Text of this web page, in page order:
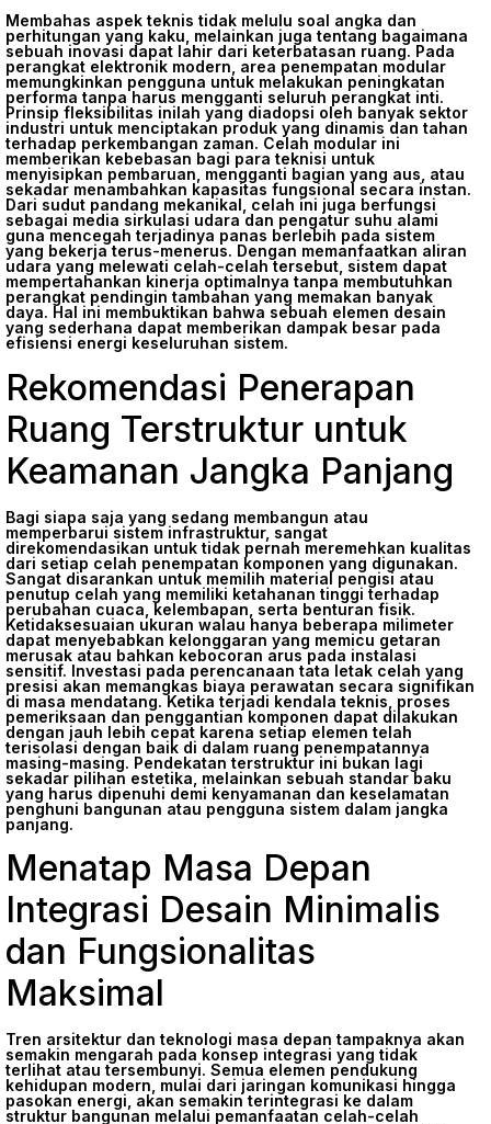
Membahas aspek teknis tidak melulu soal angka dan
perhitungan yang kaku, melainkan juga tentang bagaimana
sebuah inovasi dapat lahir dari keterbatasan ruang. Pada
perangkat elektronik modern, area penempatan modular
memungkinkan pengguna untuk melakukan peningkatan
performa tanpa harus mengganti seluruh perangkat inti.
Prinsip fleksibilitas inilah yang diadopsi oleh banyak sektor
industri untuk menciptakan produk yang dinamis dan tahan
terhadap perkembangan zaman. Celah modular ini
memberikan kebebasan bagi para teknisi untuk
menyisipkan pembaruan, mengganti bagian yang aus, atau
sekadar menambahkan kapasitas fungsional secara instan.
Dari sudut pandang mekanikal, celah ini juga berfungsi
sebagai media sirkulasi udara dan pengatur suhu alami
guna mencegah terjadinya panas berlebih pada sistem
yang bekerja terus-menerus. Dengan memanfaatkan aliran
udara yang melewati celah-celah tersebut, sistem dapat
mempertahankan kinerja optimalnya tanpa membutuhkan
perangkat pendingin tambahan yang memakan banyak
daya. Hal ini membuktikan bahwa sebuah elemen desain
yang sederhana dapat memberikan dampak besar pada
efisiensi energi keseluruhan sistem.
Rekomendasi Penerapan
Ruang Terstruktur untuk
Keamanan Jangka Panjang
Bagi siapa saja yang sedang membangun atau
memperbarui sistem infrastruktur, sangat
direkomendasikan untuk tidak pernah meremehkan kualitas
dari setiap celah penempatan komponen yang digunakan.
Sangat disarankan untuk memilih material pengisi atau
penutup celah yang memiliki ketahanan tinggi terhadap
perubahan cuaca, kelembapan, serta benturan fisik.
Ketidaksesuaian ukuran walau hanya beberapa milimeter
dapat menyebabkan kelonggaran yang memicu getaran
merusak atau bahkan kebocoran arus pada instalasi
sensitif. Investasi pada perencanaan tata letak celah yang
presisi akan memangkas biaya perawatan secara signifikan
di masa mendatang. Ketika terjadi kendala teknis, proses
pemeriksaan dan penggantian komponen dapat dilakukan
dengan jauh lebih cepat karena setiap elemen telah
terisolasi dengan baik di dalam ruang penempatannya
masing-masing. Pendekatan terstruktur ini bukan lagi
sekadar pilihan estetika, melainkan sebuah standar baku
yang harus dipenuhi demi kenyamanan dan keselamatan
penghuni bangunan atau pengguna sistem dalam jangka
panjang.
Menatap Masa Depan
Integrasi Desain Minimalis
dan Fungsionalitas
Maksimal
Tren arsitektur dan teknologi masa depan tampaknya akan
semakin mengarah pada konsep integrasi yang tidak
terlihat atau tersembunyi. Semua elemen pendukung
kehidupan modern, mulai dari jaringan komunikasi hingga
pasokan energi, akan semakin terintegrasi ke dalam
struktur bangunan melalui pemanfaatan celah-celah